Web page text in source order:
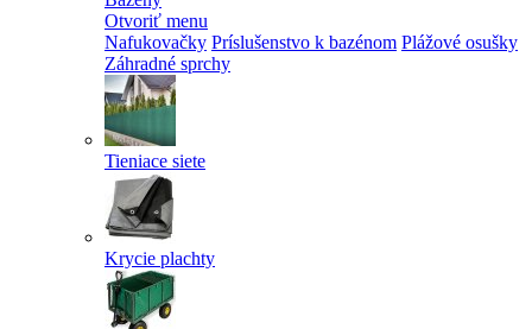
Otvoriť menu
Nafukovačky Príslušenstvo k bazénom Plážové osušky
Záhradné sprchy
Tieniace siete
Krycie plachty